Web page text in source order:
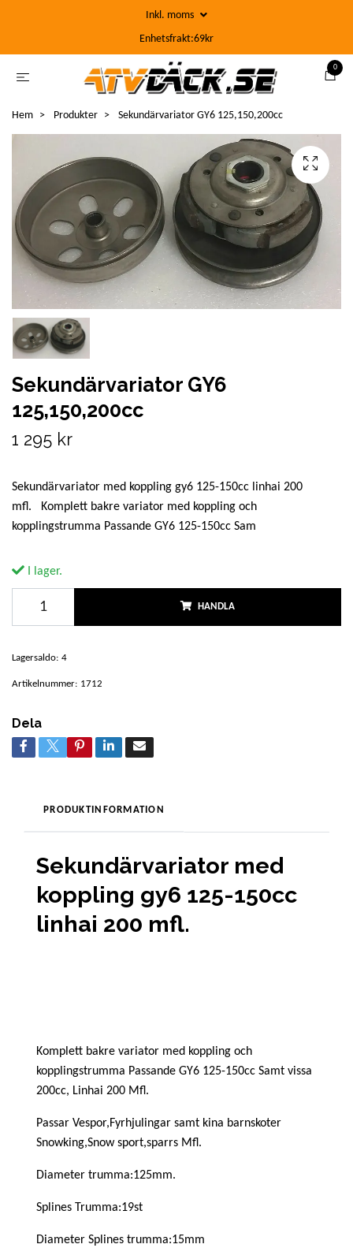
Inkl. moms
Enhetsfrakt:69kr
0
Hem Produkter Sekundärvariator GY6 125,150,200cc
Sekundärvariator GY6
125,150,200cc
1 295 kr
Sekundärvariator med koppling gy6 125-150cc linhai 200
mfl. Komplett bakre variator med koppling och
kopplingstrumma Passande GY6 125-150cc Sam
I lager.
HANDLA
Lagersaldo: 4
Artikelnummer: 1712
Dela
PRODUKTINFORMATION
Sekundärvariator med
koppling gy6 125-150cc
linhai 200 mfl.
Komplett bakre variator med koppling och
kopplingstrumma Passande GY6 125-150cc Samt vissa
200cc, Linhai 200 Mfl.
Passar Vespor,Fyrhjulingar samt kina barnskoter
Snowking,Snow sport,sparrs Mfl.
Diameter trumma:125mm.
Splines Trumma:19st
Diameter Splines trumma:15mm